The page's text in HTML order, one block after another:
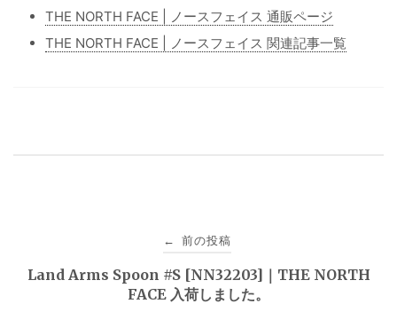
THE NORTH FACE | ノースフェイス 通販ページ
THE NORTH FACE | ノースフェイス 関連記事一覧
稿
← 前の投稿
Land Arms Spoon #S [NN32203]｜THE NORTH
FACE 入荷しました。